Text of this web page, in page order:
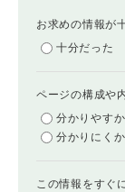
お求めの情報が
十分だった
ページの構成や
分かりやす
分かりにく
この情報をすぐ